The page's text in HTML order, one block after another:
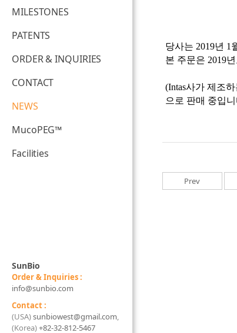
MILESTONES
PATENTS
ORDER & INQUIRIES
CONTACT
NEWS
MucoPEG™
Facilities
SunBio
Order & Inquiries :
info@sunbio.com
Contact :
(USA)sunbiowest@gmail.com,
(Korea)+82-32-812-5467
당사는 2019년 1
본 주문은 2019
(Intas사가 제조
으로 판매 중입
Prev